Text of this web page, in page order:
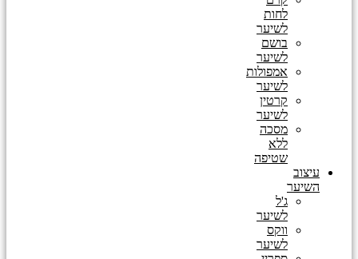
לחות
לשיער
בושם
לשיער
אמפולות
לשיער
קרטין
לשיער
מסכה
ללא
שטיפה
עיצוב
השיער
ג'ל
לשיער
ווקס
לשיער